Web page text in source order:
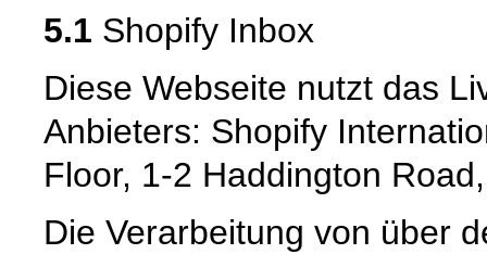
5.1 Shopify Inbox
Diese Webseite nutzt das
Anbieters: Shopify
Floor, 1-2 Haddington
Die Verarbeitung von über